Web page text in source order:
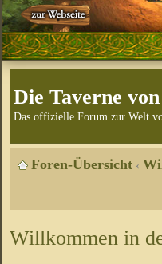
Die Taverne
Das offizielle Forum zur Welt
Foren-Übersicht ‹
Willkommen in